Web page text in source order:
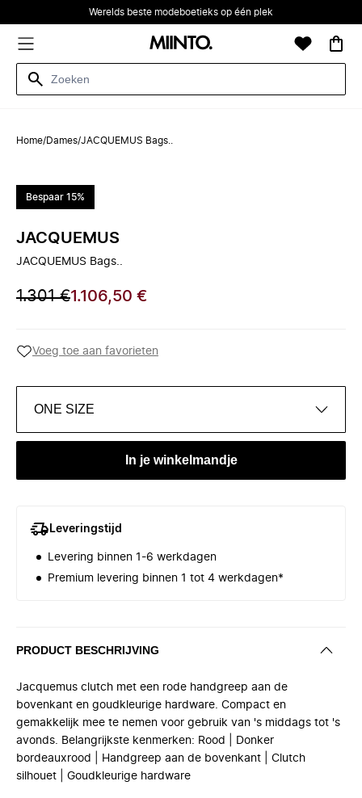
Werelds beste modeboetieks op één plek
Home/Dames/JACQUEMUS Bags..
Bespaar 15%
JACQUEMUS
JACQUEMUS Bags..
1.301 €1.106,50 €
Voeg toe aan favorieten
ONE SIZE
In je winkelmandje
Leveringstijd
Levering binnen 1-6 werkdagen
Premium levering binnen 1 tot 4 werkdagen*
PRODUCT BESCHRIJVING
Jacquemus clutch met een rode handgreep aan de
bovenkant en goudkleurige hardware. Compact en
gemakkelijk mee te nemen voor gebruik van 's middags tot 's
avonds. Belangrijkste kenmerken: Rood | Donker
bordeauxrood | Handgreep aan de bovenkant | Clutch
silhouet | Goudkleurige hardware